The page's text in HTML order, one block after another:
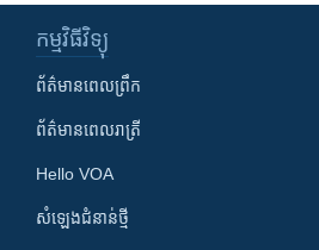
កម្មវិធី​វិទ្យុ
ព័ត៌មាន​ពេល​ព្រឹក
ព័ត៌មាន​​ពេល​រាត្រី
Hello VOA
សំឡេង​ជំនាន់​ថ្មី